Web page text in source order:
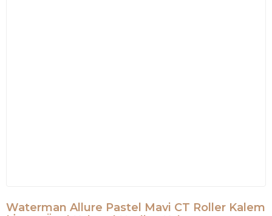
Waterman Allure Pastel Mavi CT Roller Kalem